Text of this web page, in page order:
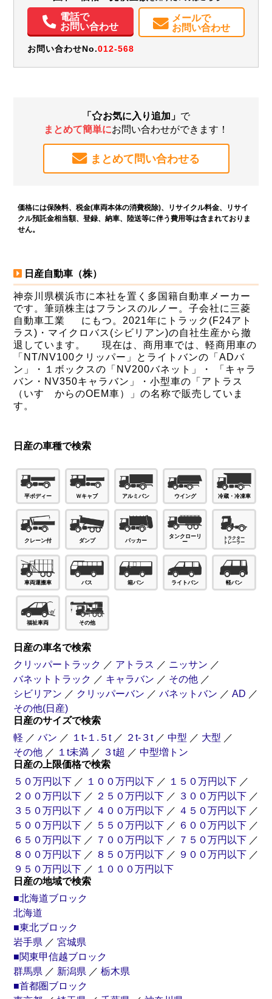
電話で
お問い合わせ
メールで
お問い合わせ
お問い合わせNo.012-568
「 お気に入り追加」 で
まとめて簡単にお問い合わせができます！
まとめて問い合わせる
価格には保険料、税金(車両本体の消費税除)、リサイクル料金、リサイ
クル預託金相当額、登録、納車、陸送等に伴う費用等は含まれておりま
せん。
日産自動車（株）
神奈川県横浜市に本社を置く多国籍自動車メーカー
です。筆頭株主はフランスのルノー。子会社に三菱
自動車工業 にもつ。2021年にトラック(F24アト
ラス)・マイクロバス(シビリアン)の自社生産から撤
退しています。 現在は、商用車では、軽商用車の
「NT/NV100クリッパー」とライトバンの「ADバ
ン」・１ボックスの「NV200バネット」・ 「キャラ
バン・NV350キャラバン」・小型車の「アトラス
（いすゞからのOEM車）」の名称で販売していま
す。
日産の車種で検索
平ボディー Ｗキャブ アルミバン ウイング 冷蔵・冷凍車
クレーン付 ダンプ パッカー
タンクローリ
ー
車両運搬車 バス 箱バン ライトバン 軽バン
福祉車両 その他
日産の車名で検索
クリッパートラック ／ アトラス ／ ニッサン ／
バネットトラック ／ キャラバン ／ その他 ／
シビリアン ／ クリッパーバン ／ バネットバン ／ AD ／
その他(日産)
日産のサイズで検索
軽 ／ バン ／ １t-１.５t ／ ２t-３t ／ 中型 ／ 大型 ／
その他 ／ １t未満 ／ ３t超 ／ 中型増トン
日産の上限価格で検索
５０万円以下 ／ １００万円以下 ／ １５０万円以下 ／
２００万円以下 ／ ２５０万円以下 ／ ３００万円以下 ／
３５０万円以下 ／ ４００万円以下 ／ ４５０万円以下 ／
５００万円以下 ／ ５５０万円以下 ／ ６００万円以下 ／
６５０万円以下 ／ ７００万円以下 ／ ７５０万円以下 ／
８００万円以下 ／ ８５０万円以下 ／ ９００万円以下 ／
９５０万円以下 ／ １０００万円以下
日産の地域で検索
■北海道ブロック
北海道
■東北ブロック
岩手県 ／ 宮城県
■関東甲信越ブロック
群馬県 ／ 新潟県 ／ 栃木県
■首都圏ブロック